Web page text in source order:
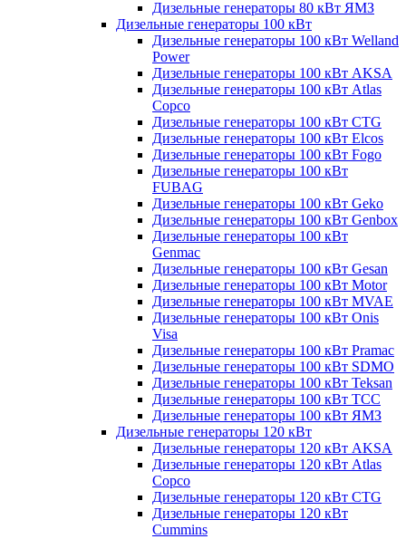
Дизельные генераторы 80 кВт ЯМЗ
Дизельные генераторы 100 кВт
Дизельные генераторы 100 кВт Welland
Power
Дизельные генераторы 100 кВт AKSA
Дизельные генераторы 100 кВт Atlas
Copco
Дизельные генераторы 100 кВт CTG
Дизельные генераторы 100 кВт Elcos
Дизельные генераторы 100 кВт Fogo
Дизельные генераторы 100 кВт
FUBAG
Дизельные генераторы 100 кВт Geko
Дизельные генераторы 100 кВт Genbox
Дизельные генераторы 100 кВт
Genmac
Дизельные генераторы 100 кВт Gesan
Дизельные генераторы 100 кВт Motor
Дизельные генераторы 100 кВт MVAE
Дизельные генераторы 100 кВт Onis
Visa
Дизельные генераторы 100 кВт Pramac
Дизельные генераторы 100 кВт SDMO
Дизельные генераторы 100 кВт Teksan
Дизельные генераторы 100 кВт ТСС
Дизельные генераторы 100 кВт ЯМЗ
Дизельные генераторы 120 кВт
Дизельные генераторы 120 кВт AKSA
Дизельные генераторы 120 кВт Atlas
Copco
Дизельные генераторы 120 кВт CTG
Дизельные генераторы 120 кВт
Cummins